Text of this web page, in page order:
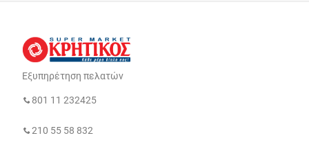
Εξυπηρέτηση πελατών
801 11 232425
210 55 58 832